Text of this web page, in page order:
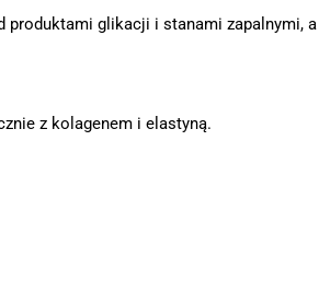
glikacji i stanami zapalnymi,
z kolagenem i elastyną.